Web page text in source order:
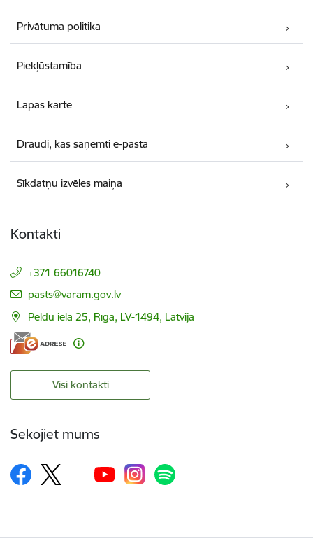
Privātuma politika
Piekļūstamība
Lapas karte
Draudi, kas saņemti e-pastā
Sīkdatņu izvēles maiņa
Kontakti
+371 66016740
E-pasts:
pasts@varam.gov.lv
Peldu iela 25, Rīga, LV-1494, Latvija
Visi kontakti
Sekojiet mums